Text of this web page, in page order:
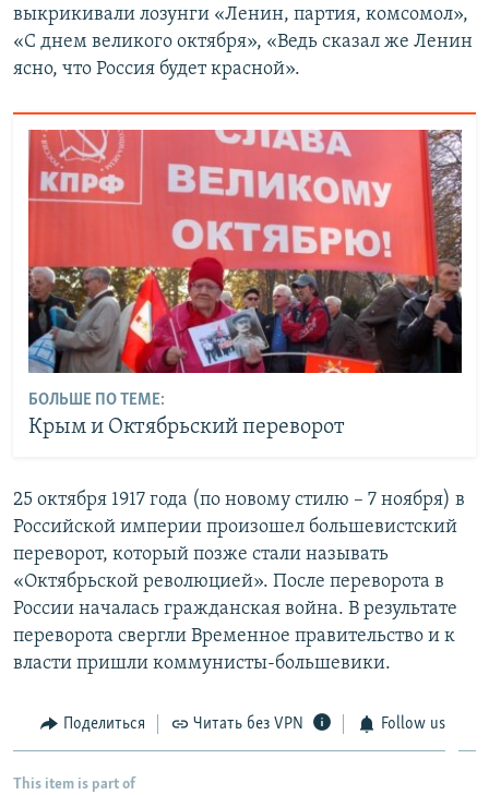
выкрикивали лозунги «Ленин, партия, комсомол»,
«С днем великого октября», «Ведь сказал же Ленин
ясно, что Россия будет красной».
БОЛЬШЕ ПО ТЕМЕ:
Крым и Октябрьский переворот
25 октября 1917 года (по новому стилю – 7 ноября) в
Российской империи произошел большевистский
переворот, который позже стали называть
«Октябрьской революцией». После переворота в
России началась гражданская война. В результате
переворота свергли Временное правительство и к
власти пришли коммунисты-большевики.
Поделиться Читать без VPN Follow us
This item is part of